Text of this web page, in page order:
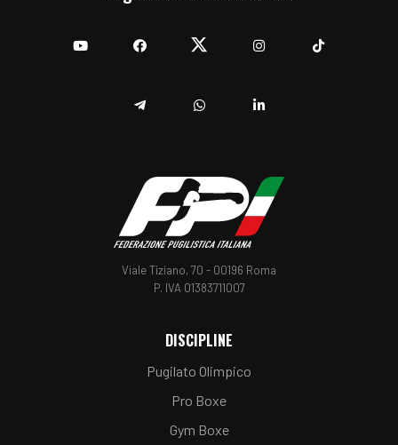
Viale Tiziano, 70 - 00196 Roma
P. IVA 01383711007
DISCIPLINE
Pugilato Olimpico
Pro Boxe
Gym Boxe